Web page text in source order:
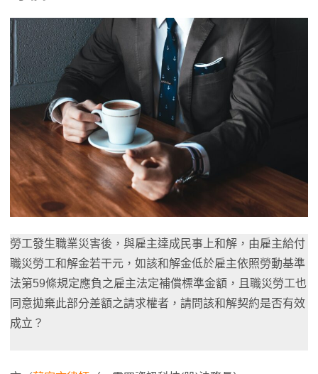
勞工發生職業災害後，與雇主達成民事上和解，由雇主給付
職災勞工和解金若干元，如該和解金低於雇主依照勞動基準
法第59條規定應負之雇主法定補償標準金額，且職災勞工也
同意拋棄此部分差額之請求權者，請問該和解契約是否有效
成立？